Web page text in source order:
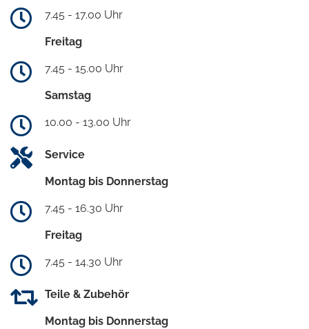
7.45 - 17.00 Uhr
Freitag
7.45 - 15.00 Uhr
Samstag
10.00 - 13.00 Uhr
Service
Montag bis Donnerstag
7.45 - 16.30 Uhr
Freitag
7.45 - 14.30 Uhr
Teile & Zubehör
Montag bis Donnerstag